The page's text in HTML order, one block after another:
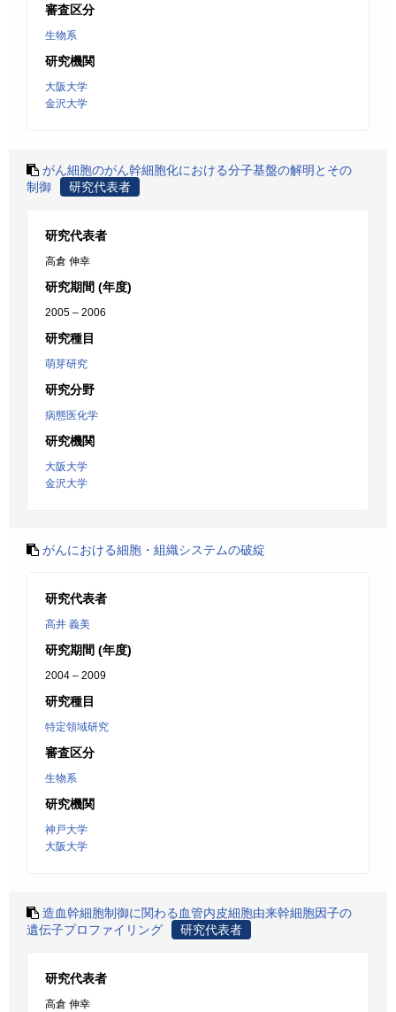
審査区分
生物系
研究機関
大阪大学
金沢大学
がん細胞のがん幹細胞化における分子基盤の解明とその
制御
研究代表者
研究代表者
高倉 伸幸
研究期間 (年度)
2005 – 2006
研究種目
萌芽研究
研究分野
病態医化学
研究機関
大阪大学
金沢大学
がんにおける細胞・組織システムの破綻
研究代表者
高井 義美
研究期間 (年度)
2004 – 2009
研究種目
特定領域研究
審査区分
生物系
研究機関
神戸大学
大阪大学
造血幹細胞制御に関わる血管内皮細胞由来幹細胞因子の
遺伝子プロファイリング
研究代表者
研究代表者
高倉 伸幸